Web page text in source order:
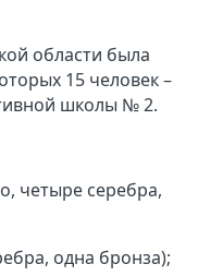
области была
15 человек –
школы № 2.
четыре серебра,
одна бронза);